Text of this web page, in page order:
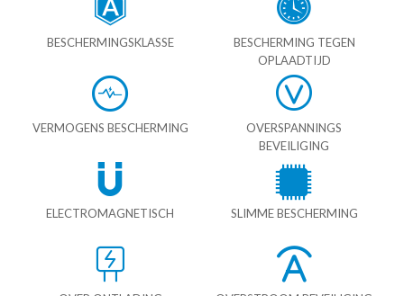
BESCHERMINGSKLASSE
BESCHERMING TEGEN
OPLAADTIJD
VERMOGENS BESCHERMING
OVERSPANNINGS
BEVEILIGING
ELECTROMAGNETISCH SLIMME BESCHERMING